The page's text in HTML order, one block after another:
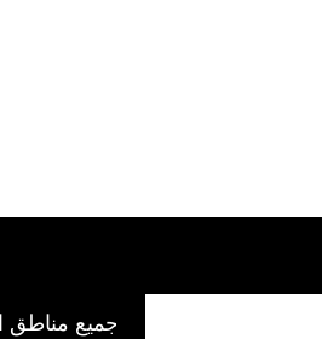
نعمل في جميع مناطق